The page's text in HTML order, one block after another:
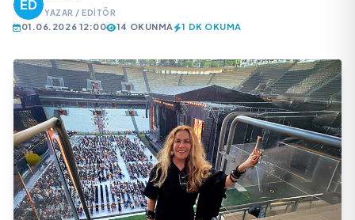
YAZAR / EDITÖR
01.06.2026 12:00 14 OKUNMA 1 DK OKUMA